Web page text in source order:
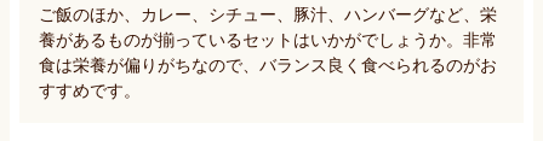
ご飯のほか、カレー、シチュー、豚汁、ハンバーグなど、栄
養があるものが揃っているセットはいかがでしょうか。非常
食は栄養が偏りがちなので、バランス良く食べられるのがお
すすめです。